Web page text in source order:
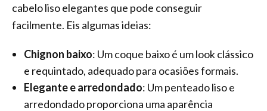
cabelo liso elegantes que pode conseguir
facilmente. Eis algumas ideias:
Chignon baixo: Um coque baixo é um look clássico
e requintado, adequado para ocasiões formais.
Elegante e arredondado: Um penteado liso e
arredondado proporciona uma aparência